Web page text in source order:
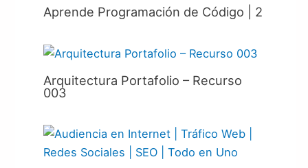
Aprende Programación de Código | 2
Arquitectura Portafolio – Recurso
003